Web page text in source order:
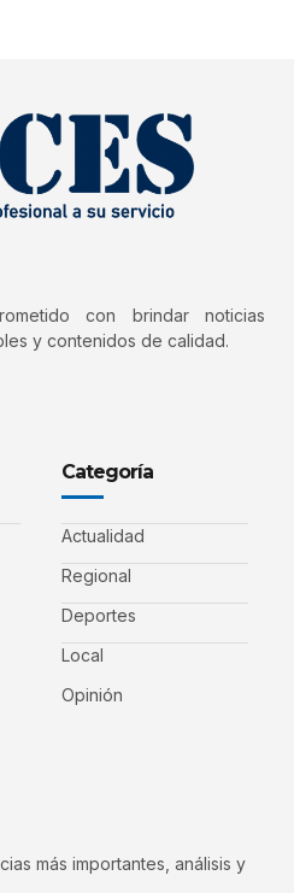
con brindar noticias
y contenidos de calidad.
Categoría
Actualidad
Regional
Deportes
Local
Opinión
más importantes, análisis y